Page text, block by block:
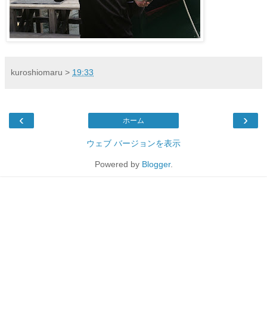
kuroshiomaru > 19:33
‹ ›
ホーム
ウェブ バージョンを表示
Powered by Blogger.